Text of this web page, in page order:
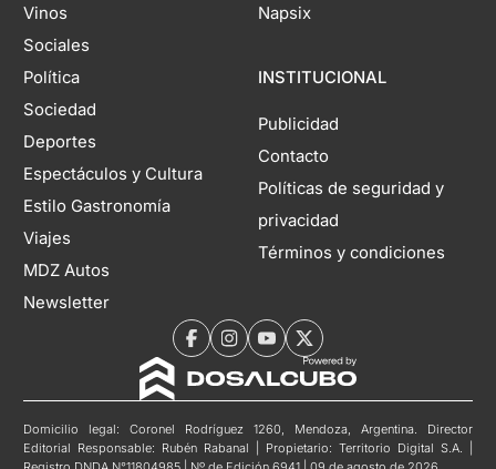
Vinos
Sociales
Política
Sociedad
Deportes
Espectáculos y Cultura
Estilo Gastronomía
Viajes
MDZ Autos
Newsletter
Napsix
INSTITUCIONAL
Publicidad
Contacto
Políticas de seguridad y
privacidad
Términos y condiciones
Domicilio legal: Coronel Rodríguez 1260, Mendoza, Argentina. Director
Editorial Responsable: Rubén Rabanal | Propietario: Territorio Digital S.A. |